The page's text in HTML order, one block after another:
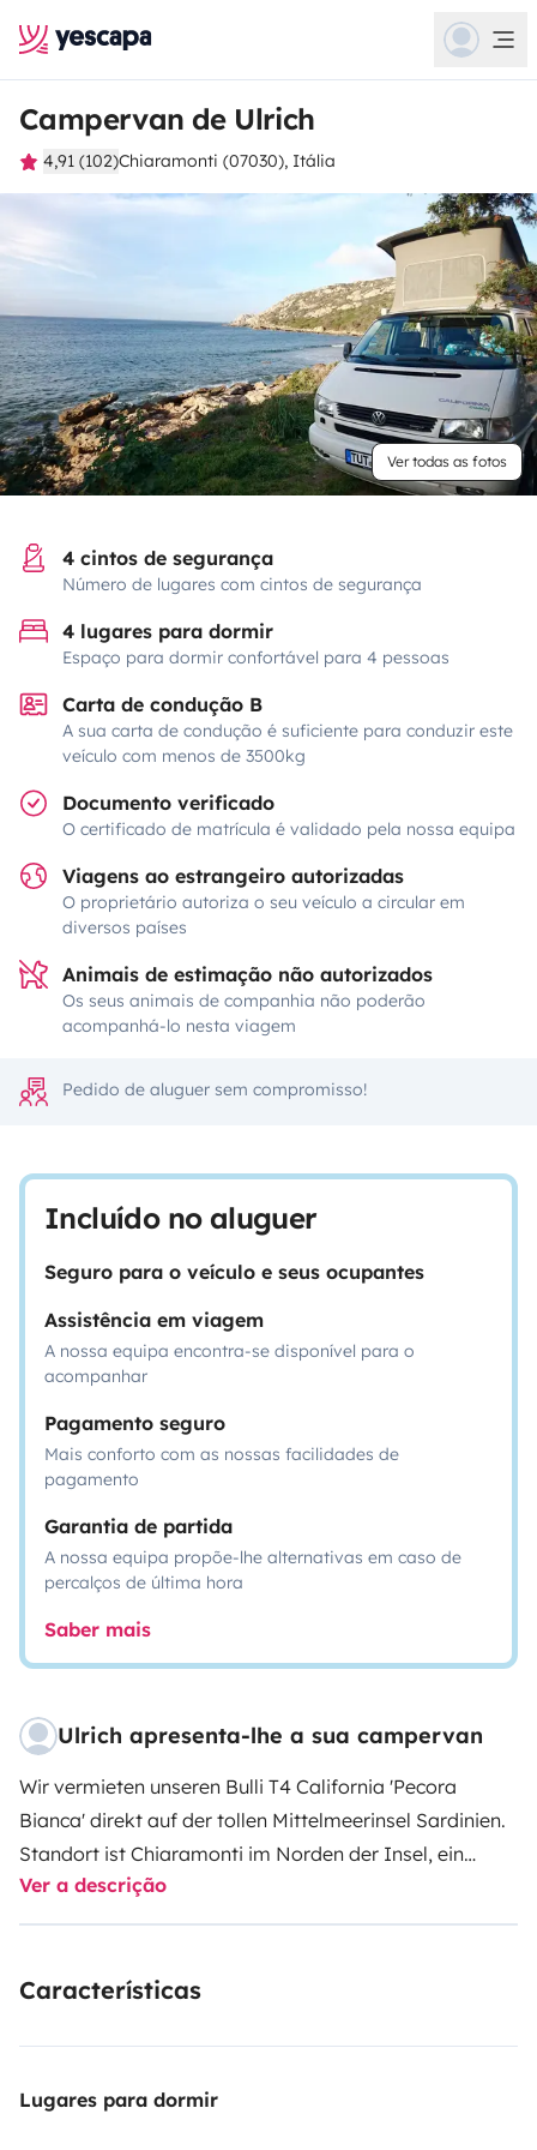
Campervan de Ulrich
4,91 (102)Chiaramonti (07030), Itália
Ver todas as fotos
4 cintos de segurança
Número de lugares com cintos de segurança
4 lugares para dormir
Espaço para dormir confortável para 4 pessoas
Carta de condução B
A sua carta de condução é suficiente para conduzir este
veículo com menos de 3500kg
Documento verificado
O certificado de matrícula é validado pela nossa equipa
Viagens ao estrangeiro autorizadas
O proprietário autoriza o seu veículo a circular em
diversos países
Animais de estimação não autorizados
Os seus animais de companhia não poderão
acompanhá-lo nesta viagem
Pedido de aluguer sem compromisso!
Incluído no aluguer
Seguro para o veículo e seus ocupantes
Assistência em viagem
A nossa equipa encontra-se disponível para o
acompanhar
Pagamento seguro
Mais conforto com as nossas facilidades de
pagamento
Garantia de partida
A nossa equipa propõe-lhe alternativas em caso de
percalços de última hora
Saber mais
Ulrich apresenta-lhe a sua campervan
Wir vermieten unseren Bulli T4 California 'Pecora
Bianca' direkt auf der tollen Mittelmeerinsel Sardinien.
Standort ist Chiaramonti im Norden der Insel, ein
schönes Bergdorf in der Nähe von Sassari.
mit dem Flugzeug anreisen holen wir sie gerne an den
Olbia 80,-€, Alghero, Porto Torres 70,-€). Sie können
der Einweisung und der Fahrzeugübergabe beginnt
Ver a descrição
Características
Lugares para dormir